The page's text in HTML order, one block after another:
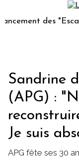
des "Escales
Sandrine
(APG) :
Je suis
APG fête ses 30